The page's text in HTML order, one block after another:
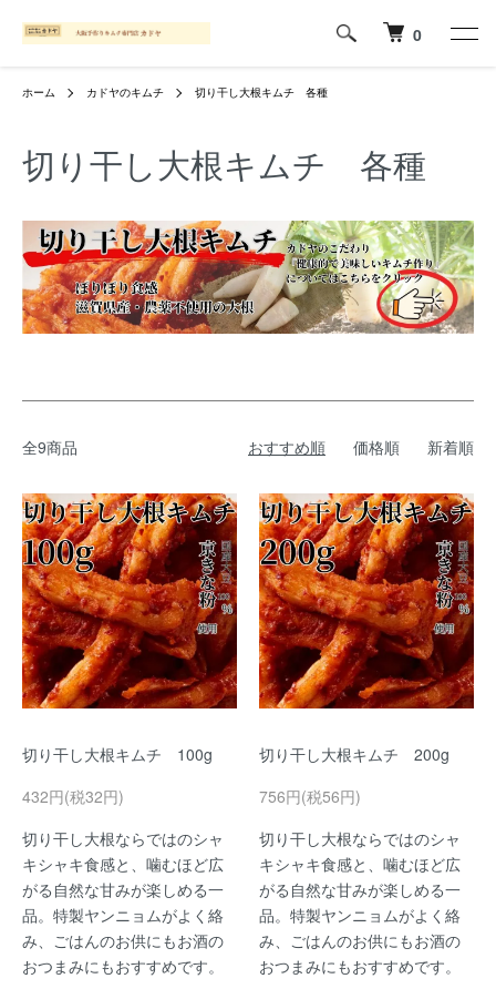
0
ホーム カドヤのキムチ 切り干し大根キムチ 各種
切り干し大根キムチ 各種
全9商品 おすすめ順 価格順 新着順
切り干し大根キムチ 100g
432円(税32円)
切り干し大根ならではのシャ
キシャキ食感と、噛むほど広
がる自然な甘みが楽しめる一
品。特製ヤンニョムがよく絡
み、ごはんのお供にもお酒の
おつまみにもおすすめです。
切り干し大根キムチ 200g
756円(税56円)
切り干し大根ならではのシャ
キシャキ食感と、噛むほど広
がる自然な甘みが楽しめる一
品。特製ヤンニョムがよく絡
み、ごはんのお供にもお酒の
おつまみにもおすすめです。